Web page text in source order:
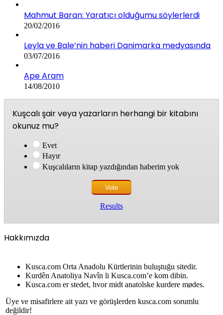
Mahmut Baran: Yaratıcı olduğumu söylerlerdi
20/02/2016
Leyla ve Bale’nin haberi Danimarka medyasında
03/07/2016
Ape Aram
14/08/2010
Kuşcalı şair veya yazarların herhangi bir kitabını
okunuz mu?
Evet
Hayır
Kuşcalıların kitap yazdığından haberim yok
Results
Hakkımızda
Kusca.com Orta Anadolu Kürtlerinin buluştuğu sitedir.
Kurdên Anatoliya Navîn li Kusca.com’e kom dibin.
Kusca.com er stedet, hvor midt anatolske kurdere mødes.
Üye ve misafirlere ait yazı ve görüşlerden kusca.com sorumlu
değildir!